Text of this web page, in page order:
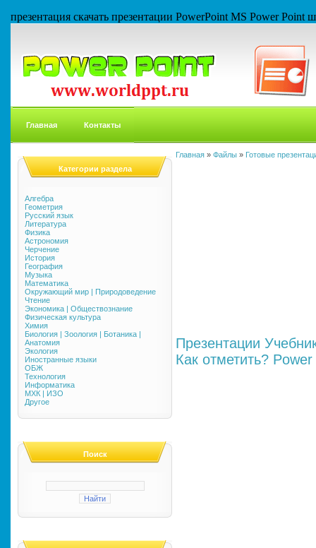
презентация скачать презентации PowerPoint MS Power
Главная Контакты
Категории раздела
Алгебра
Геометрия
Русский язык
Литература
Физика
Астрономия
Черчение
История
География
Музыка
Математика
Окружающий мир | Природоведение
Чтение
Экономика | Обществознание
Физическая культура
Химия
Биология | Зоология | Ботаника |
Анатомия
Экология
Иностранные языки
ОБЖ
Технология
Информатика
МХК | ИЗО
Другое
Поиск
Главная » Файлы » Готовые
Презентации
Как отметить?